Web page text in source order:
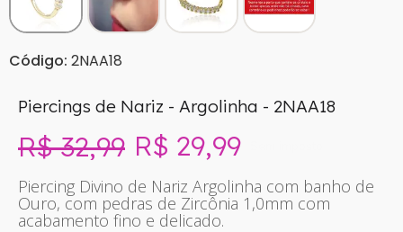
Código: 2NAA18
Piercings de Nariz - Argolinha - 2NAA18
R$ 32,99 R$ 29,99
Piercing Divino de Nariz Argolinha com banho de
Ouro, com pedras de Zircônia 1,0mm com
acabamento fino e delicado.